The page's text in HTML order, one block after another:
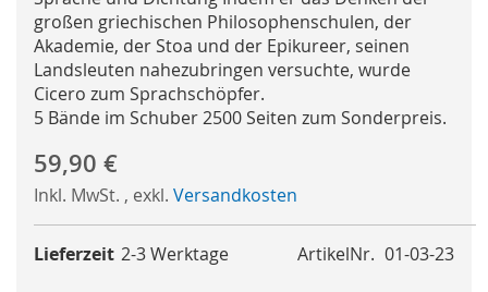
großen griechischen Philosophenschulen, der
Akademie, der Stoa und der Epikureer, seinen
Landsleuten nahezubringen versuchte, wurde
Cicero zum Sprachschöpfer.
5 Bände im Schuber 2500 Seiten zum Sonderpreis.
59,90 €
Inkl. MwSt. , exkl. Versandkosten
ArtikelNr. 01-03-23
Lieferzeit 2-3 Werktage